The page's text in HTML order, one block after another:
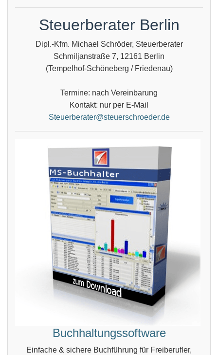
Steuerberater Berlin
Dipl.-Kfm. Michael Schröder, Steuerberater
Schmiljanstraße 7, 12161 Berlin
(Tempelhof-Schöneberg / Friedenau)
Termine: nach Vereinbarung
Kontakt: nur per E-Mail
Steuerberater@steuerschroeder.de
Buchhaltungssoftware
Einfache & sichere Buchführung für Freiberufler,